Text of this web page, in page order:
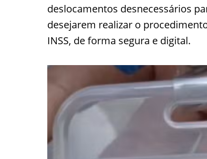
deslocamentos desnecessários
desejarem realizar o
INSS, de forma segura e digital.